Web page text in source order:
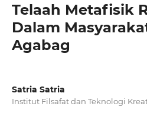
Telaah Metafisik
Dalam
Agabag
Satria Satria
Institut Filsafat dan Teknologi